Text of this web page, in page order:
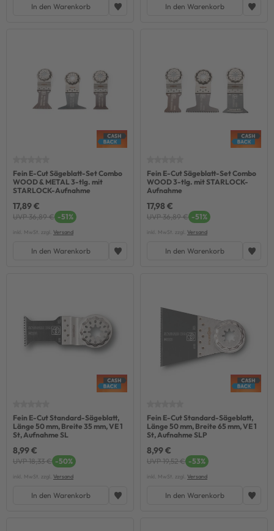
In den Warenkorb In den Warenkorb
Fein E-Cut Sägeblatt-Set Combo
WOOD & METAL 3-tlg. mit
STARLOCK-Aufnahme
17,89 €
UVP 36,89 € -51%
inkl. MwSt. zzgl. Versand
In den Warenkorb
Fein E-Cut Sägeblatt-Set Combo
WOOD 3-tlg. mit STARLOCK-
Aufnahme
17,98 €
UVP 36,89 € -51%
inkl. MwSt. zzgl. Versand
In den Warenkorb
Fein E-Cut Standard-Sägeblatt,
Länge 50 mm, Breite 35 mm, VE 1
St, Aufnahme SL
8,99 €
UVP 18,33 € -50%
inkl. MwSt. zzgl. Versand
In den Warenkorb
Fein E-Cut Standard-Sägeblatt,
Länge 50 mm, Breite 65 mm, VE 1
St, Aufnahme SLP
8,99 €
UVP 19,52 € -53%
inkl. MwSt. zzgl. Versand
In den Warenkorb